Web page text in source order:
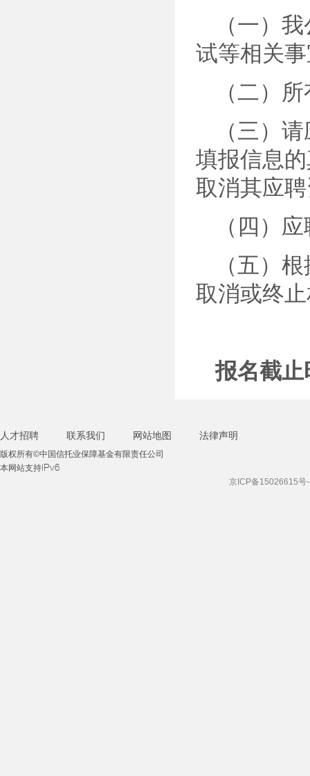
（一）
试等相关
（二）
（三）
填报信息
取消其应
（四）
（五）
取消或终
报名截
人才招聘 联系我们 网站地图 法律声明
版权所有©中国信托业保障基金有限责任公司
本网站支持IPv6
京ICP备15026615号